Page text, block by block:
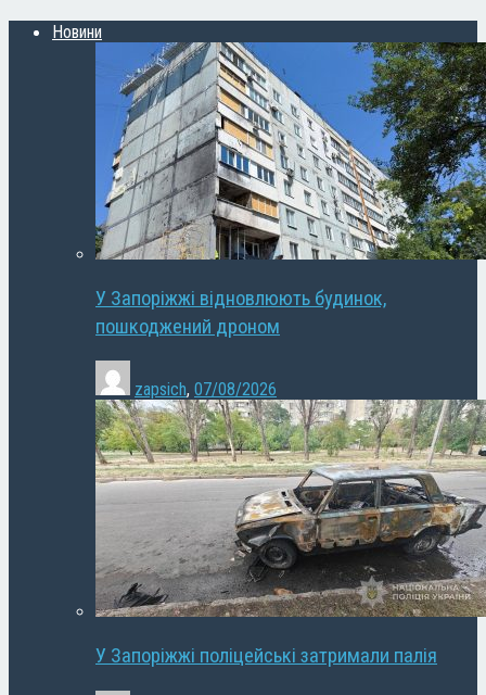
Новини
У Запоріжжі відновлюють будинок,
пошкоджений дроном
zapsich, 07/08/2026
У Запоріжжі поліцейські затримали палія